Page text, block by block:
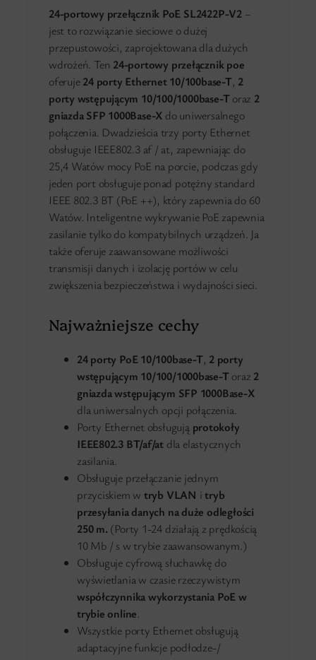
24-portowy przełącznik PoE SL2422P-V2–
jest to rozwiązanie sieciowe o dużej
przepustowości, zaprojektowana dla dużych
wdrożeń. Ten 24-portowy przełącznik poe
oferuje24 porty Ethernet 10/100base-T, 2
porty wstępującym 10/100/1000base-Toraz 2
gniazda SFP 1000Base-X do uniwersalnego
połączenia. Dwadzieścia trzy porty Ethernet
obsługuje IEEE802.3 af / at, zapewniając do
25,4 Watów mocy PoE na porcie, podczas gdy
jeden port obsługuje ponad potężny standard
IEEE 802.3 BT (PoE ++), który zapewnia do 60
Watów. Inteligentne wykrywanie PoE zapewnia
zasilanie tylko do kompatybilnych urządzeń. Ja
także oferuje zaawansowane możliwości
transmisji danych i izolację portów w celu
zwiększenia bezpieczeństwa i wydajności sieci.
Najważniejsze cechy
24 porty PoE 10/100base-T, 2 porty
wstępującym 10/100/1000base-Toraz 2
gniazda wstępującym SFP 1000Base-X
dla uniwersalnych opcji połączenia.
Porty Ethernet obsługują protokoły
IEEE802.3 BT/af/at dla elastycznych
zasilania.
Obsługuje przełączanie jednym
przyciskiem w tryb VLAN itryb
przesyłania danych na duże odległości
250 m. (Porty 1-24 działają z prędkością
10 Mb / s w trybie zaawansowanym.)
Obsługuje cyfrową słuchawkę do
wyświetlania w czasie rzeczywistym
współczynnika wykorzystania PoE w
trybie online.
Wszystkie porty Ethernet obsługują
adaptacyjne funkcje podłodze-/